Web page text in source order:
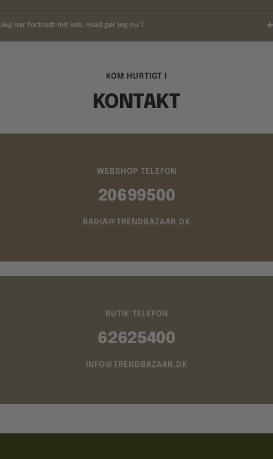
Jeg har fortrudt mit køb, Hvad gør jeg nu ?
KOM HURTIGT I
KONTAKT
WEBSHOP TELEFON
20699500
BADIA@TRENDBAZAAR.DK
BUTIK TELEFON
62625400
INFO@TRENDBAZAAR.DK